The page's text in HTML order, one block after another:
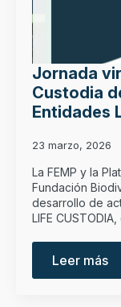
Jornada
Custodia
Entidades
23 marzo, 2026
La FEMP y la
Fundación
desarrollo de
LIFE
Leer más